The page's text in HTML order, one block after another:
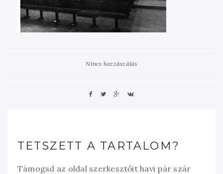
Nincs hozzászálás
TETSZETT A TARTALOM?
Támogsd az oldal szerkesztőit havi pár szár